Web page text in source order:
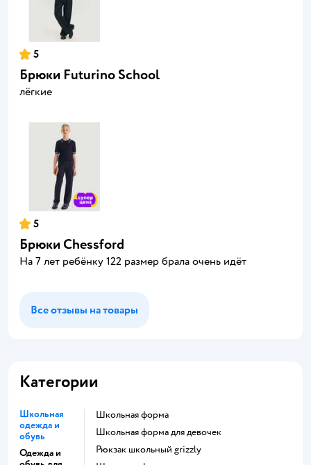
5
Брюки Futurino School
лёгкие
5
Брюки Chessford
На 7 лет ребёнку 122 размер брала очень идёт
Все отзывы на товары
Категории
Школьная
одежда и
обувь
Одежда и
Школьная форма
Школьная форма для девочек
Рюкзак школьный grizzly